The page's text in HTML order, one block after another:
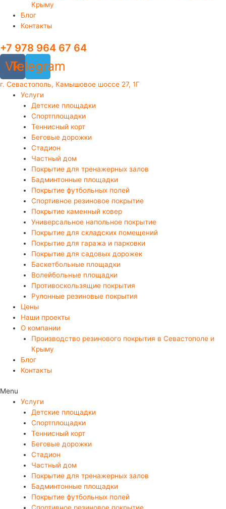
Крыму
Блог
Контакты
+7 978 964 67 64
Vk
Telegram
г. Севастополь, Камышовое шоссе 27, 1Г
Услуги
Детские площадки
Спортплощадки
Теннисный корт
Беговые дорожки
Стадион
Частный дом
Покрытие для тренажерных залов
Бадминтонные площадки
Покрытие футбольных полей
Спортивное резиновое покрытие
Покрытие каменный ковер
Универсальное напольное покрытие
Покрытие для складских помещений
Покрытие для гаража и парковки
Покрытие для садовых дорожек
Баскетбольные площадки
Волейбольные площадки
Противоскользящие покрытия
Рулонные резиновые покрытия
Цены
Наши проекты
О компании
Производство резинового покрытия в Севастополе и
Крыму
Блог
Контакты
Menu
Услуги
Детские площадки
Спортплощадки
Теннисный корт
Беговые дорожки
Стадион
Частный дом
Покрытие для тренажерных залов
Бадминтонные площадки
Покрытие футбольных полей